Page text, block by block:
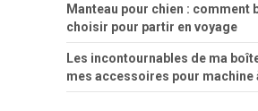
Manteau pour chien : comment
choisir pour partir en voyage
Les incontournables de ma
mes accessoires pour machine